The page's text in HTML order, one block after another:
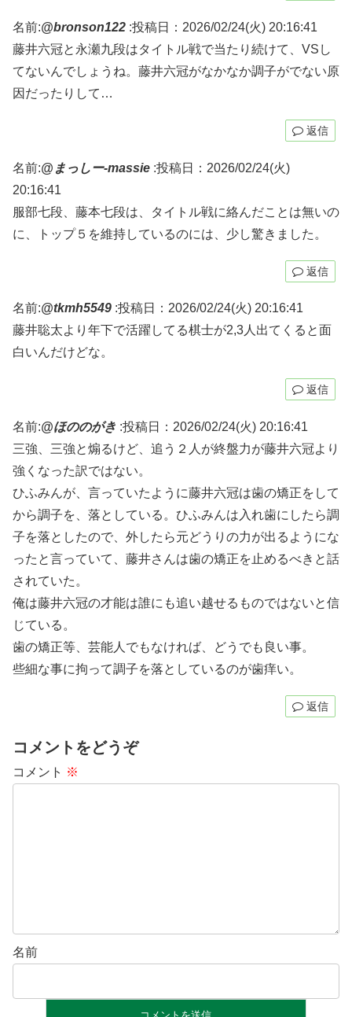
名前:@bronson122 :投稿日：2026/02/24(火) 20:16:41
藤井六冠と永瀬九段はタイトル戦で当たり続けて、VSし
てないんでしょうね。藤井六冠がなかなか調子がでない原
因だったりして…
返信
名前:@まっしー-massie :投稿日：2026/02/24(火)
20:16:41
服部七段、藤本七段は、タイトル戦に絡んだことは無いの
に、トップ５を維持しているのには、少し驚きました。
返信
名前:@tkmh5549 :投稿日：2026/02/24(火) 20:16:41
藤井聡太より年下で活躍してる棋士が2,3人出てくると面
白いんだけどな。
返信
名前:@ほののがき :投稿日：2026/02/24(火) 20:16:41
三強、三強と煽るけど、追う２人が終盤力が藤井六冠より
強くなった訳ではない。
ひふみんが、言っていたように藤井六冠は歯の矯正をして
から調子を、落としている。ひふみんは入れ歯にしたら調
子を落としたので、外したら元どうりの力が出るようにな
ったと言っていて、藤井さんは歯の矯正を止めるべきと話
されていた。
俺は藤井六冠の才能は誰にも追い越せるものではないと信
じている。
歯の矯正等、芸能人でもなければ、どうでも良い事。
些細な事に拘って調子を落としているのが歯痒い。
返信
コメントをどうぞ
コメント ※
名前